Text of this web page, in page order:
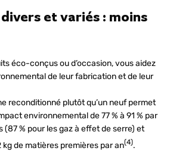
et variés : moins
éco-conçus ou d’occasion, vous aidez
de leur fabrication et de leur
reconditionné plutôt qu’un neuf permet
environnemental de 77 % à 91 % par
(87 % pour les gaz à effet de serre) et
de matières premières par an(4).